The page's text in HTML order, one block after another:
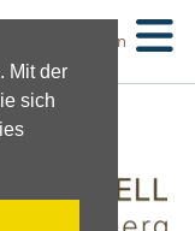
Mit der
sich
Suchen